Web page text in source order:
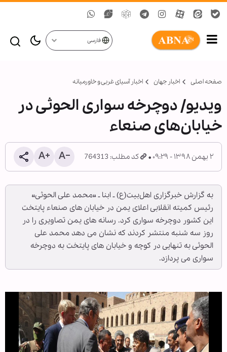
فارسی
صفحه اصلی اخبار جهان اخبار آسیای غربی و خاورمیانه
ویدیو/ دوچرخه سواری الحوثی در
خیابان‌های صنعاء
۲ بهمن ۱۳۹۸ - ۰۹:۲۹ کد مطلب: 764313
به گزارش خبرگزاری اهل‌بیت(ع) ـ ابنا ـ «محمد علی الحوثی»
رئیس کمیته انقلابی اعلای یمن در خیابان های صنعاء پایتخت
این کشور دوچرخه سواری کرد. رسانه های یمن تصاویری را در
روز سه شنبه منتشر کردند که نشان می دهد محمد علی
الحوثی به تنهایی در کوچه و خیابان های پایتخت به دوچرخه
سواری می پردازد.